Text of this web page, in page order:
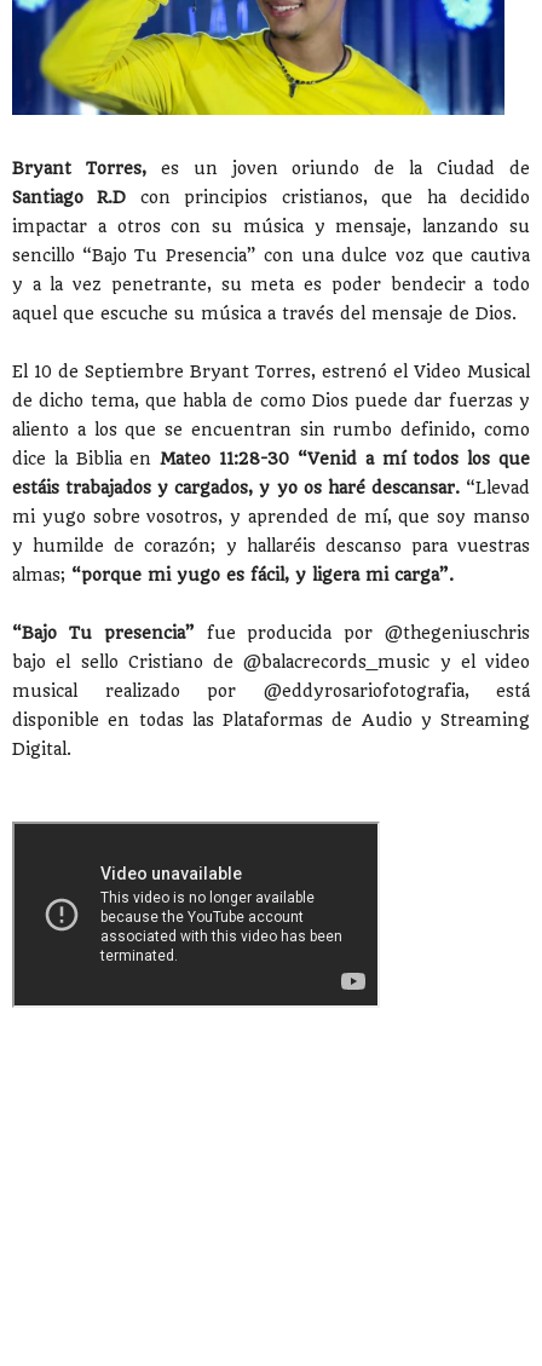
Bryant Torres, es un joven oriundo de la Ciudad de
Santiago R.D con principios cristianos, que ha decidido
impactar a otros con su música y mensaje, lanzando su
sencillo “Bajo Tu Presencia” con una dulce voz que cautiva
y a la vez penetrante, su meta es poder bendecir a todo
aquel que escuche su música a través del mensaje de Dios.
El 10 de Septiembre Bryant Torres, estrenó el Video Musical
de dicho tema, que habla de como Dios puede dar fuerzas y
aliento a los que se encuentran sin rumbo definido, como
dice la Biblia en Mateo 11:28-30 “Venid a mí todos los que
estáis trabajados y cargados, y yo os haré descansar.“Llevad
mi yugo sobre vosotros, y aprended de mí, que soy manso
y humilde de corazón; y hallaréis descanso para vuestras
almas; “porque mi yugo es fácil, y ligera mi carga”.
“Bajo Tu presencia” fue producida por @thegeniuschris
bajo el sello Cristiano de @balacrecords_music y el video
musical realizado por @eddyrosariofotografia, está
disponible en todas las Plataformas de Audio y Streaming
Digital.